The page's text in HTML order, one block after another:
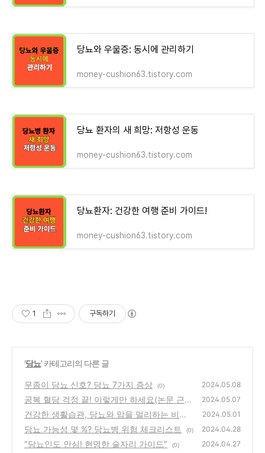
당뇨와 우울증: 동시에 관리하기
money-cushion63.tistory.com
당뇨 환자의 새 희망: 저항성 운동
money-cushion63.tistory.com
당뇨환자: 건강한 여행 준비 가이드!
money-cushion63.tistory.com
1 구독하기
'당뇨' 카테고리의 다른 글
무좀이 당뇨 신호? 당뇨 7가지 증상 (0) 2024.05.08
공복 혈당 걱정 끝! 이렇게만 하세요(논문 근
거)
(0)
2024.05.07
건강한 생활습관, 당뇨와 암을 멀리하는 비결
(0)
2024.05.01
당뇨 가능성 몇 %? 당뇨병 위험 체크리스트 (0) 2024.04.28
"당뇨인도 안심! 현명한 술자리 가이드" (0) 2024.04.27